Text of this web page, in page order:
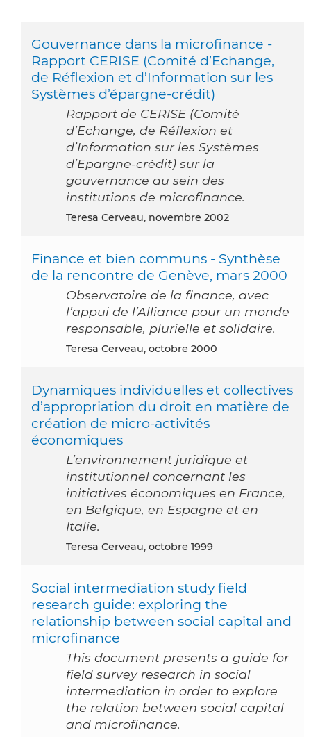
Gouvernance dans la microfinance -
Rapport CERISE (Comité d’Echange,
de Réflexion et d’Information sur les
Systèmes d’épargne-crédit)
Rapport de CERISE (Comité
d’Echange, de Réflexion et
d’Information sur les Systèmes
d’Epargne-crédit) sur la
gouvernance au sein des
institutions de microfinance.
Teresa Cerveau, novembre 2002
Finance et bien communs - Synthèse
de la rencontre de Genève, mars 2000
Observatoire de la finance, avec
l’appui de l’Alliance pour un monde
responsable, plurielle et solidaire.
Teresa Cerveau, octobre 2000
Dynamiques individuelles et collectives
d’appropriation du droit en matière de
création de micro-activités
économiques
L’environnement juridique et
institutionnel concernant les
initiatives économiques en France,
en Belgique, en Espagne et en
Italie.
Teresa Cerveau, octobre 1999
Social intermediation study field
research guide: exploring the
relationship between social capital and
microfinance
This document presents a guide for
field survey research in social
intermediation in order to explore
the relation between social capital
and microfinance.